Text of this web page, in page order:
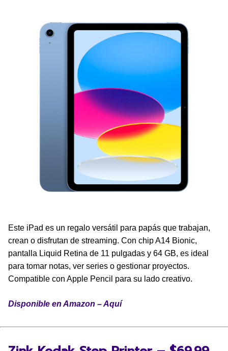
Este iPad es un regalo versátil para papás que trabajan,
crean o disfrutan de streaming. Con chip A14 Bionic,
pantalla Liquid Retina de 11 pulgadas y 64 GB, es ideal
para tomar notas, ver series o gestionar proyectos.
Compatible con Apple Pencil para su lado creativo.
Disponible en Amazon – Aquí